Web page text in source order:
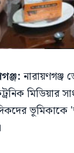
নারায়ণগঞ্জ